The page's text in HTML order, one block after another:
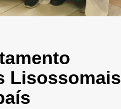
Lisossomais